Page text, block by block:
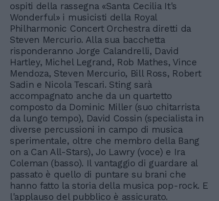
ospiti della rassegna «Santa Cecilia It's
Wonderful» i musicisti della Royal
Philharmonic Concert Orchestra diretti da
Steven Mercurio. Alla sua bacchetta
risponderanno Jorge Calandrelli, David
Hartley, Michel Legrand, Rob Mathes, Vince
Mendoza, Steven Mercurio, Bill Ross, Robert
Sadin e Nicola Tescari. Sting sarà
accompagnato anche da un quartetto
composto da Dominic Miller (suo chitarrista
da lungo tempo), David Cossin (specialista in
diverse percussioni in campo di musica
sperimentale, oltre che membro della Bang
on a Can All-Stars), Jo Lawry (voce) e Ira
Coleman (basso). Il vantaggio di guardare al
passato è quello di puntare su brani che
hanno fatto la storia della musica pop-rock. E
l'applauso del pubblico è assicurato.